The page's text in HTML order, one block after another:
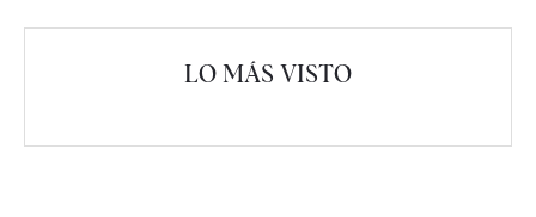
LO MÁS VISTO